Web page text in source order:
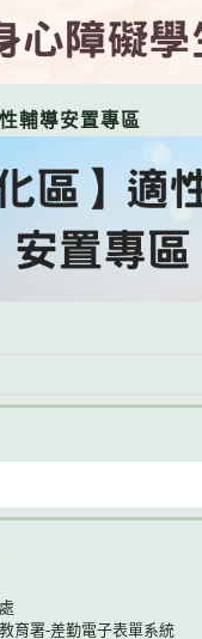
輔導安置專區
育署-差勤電子表單系統